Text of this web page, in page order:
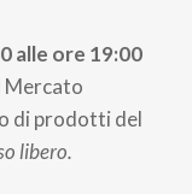
alle ore 19:00
Mercato
di prodotti del
libero.